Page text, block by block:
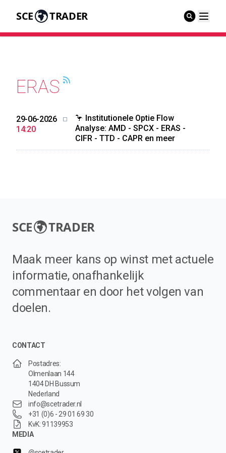
SCE TRADER
ERAS
29-06-2026
14:20
🦩 Institutionele Optie Flow
Analyse: AMD - SPCX - ERAS -
CIFR - TTD - CAPR en meer
SCE TRADER
Maak meer kans op winst met actuele
informatie, onafhankelijk
commentaar en door het volgen van
doelen.
CONTACT
Postadres:
Olmenlaan 144
1404 DH Bussum
Nederland
info@scetrader.nl
+31 (0)6 - 29 01 69 30
KvK: 91139953
MEDIA